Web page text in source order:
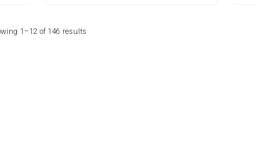
1–12 of 146 results